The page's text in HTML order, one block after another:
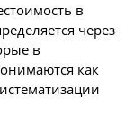
в
через
в
как